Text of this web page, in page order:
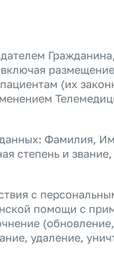
(их
Фамилия,
степень и
с
помощи с
удаление,